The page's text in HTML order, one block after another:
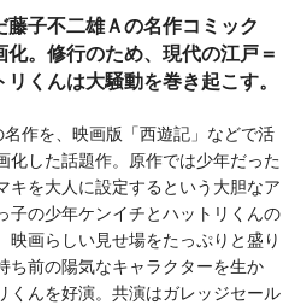
藤子不二雄Ａの名作コミック
。修行のため、現代の江戸＝
くんは大騒動を巻き起こす。
作を、映画版「西遊記」などで活
化した話題作。原作では少年だった
キを大人に設定するという大胆なア
子の少年ケンイチとハットリくんの
画らしい見せ場をたっぷりと盛り
ち前の陽気なキャラクターを生か
くんを好演。共演はガレッジセール